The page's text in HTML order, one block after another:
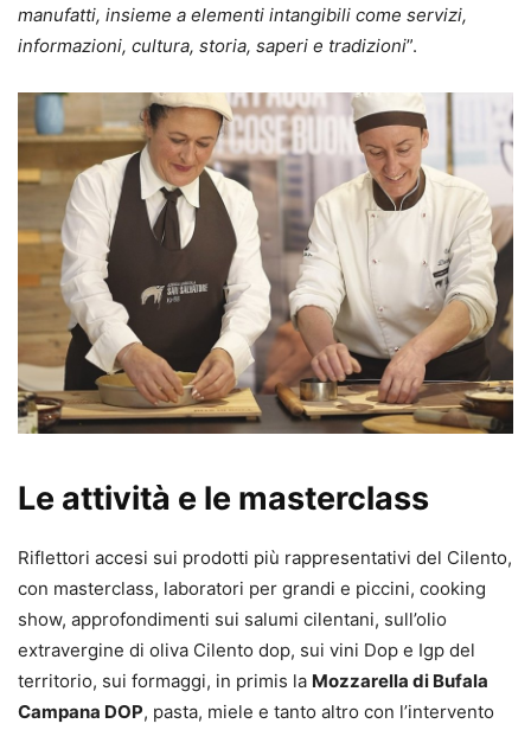
manufatti, insieme a elementi intangibili come servizi,
informazioni, cultura, storia, saperi e tradizioni”.
Le attività e le masterclass
Riflettori accesi sui prodotti più rappresentativi del Cilento,
con masterclass, laboratori per grandi e piccini, cooking
show, approfondimenti sui salumi cilentani, sull’olio
extravergine di oliva Cilento dop, sui vini Dop e Igp del
territorio, sui formaggi, in primis la Mozzarella di Bufala
Campana DOP, pasta, miele e tanto altro con l’intervento